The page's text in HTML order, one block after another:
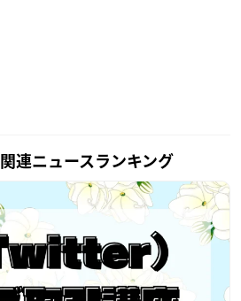
連ニュースランキング